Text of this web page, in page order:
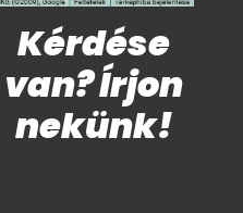
Kérdése
van? Írjon
nekünk!